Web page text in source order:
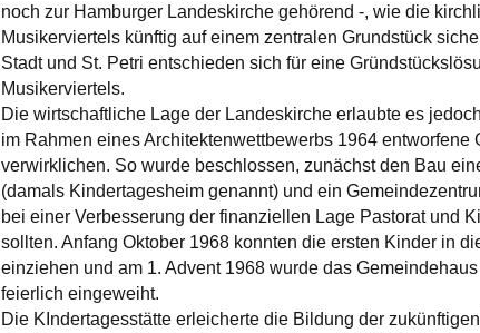
noch zur Hamburger Landeskirche gehörend -, wie die
Musikerviertels künftig auf einem zentralen Grundstück
Stadt und St. Petri entschieden sich für eine
Musikerviertels.
Die wirtschaftliche Lage der Landeskirche erlaubte es
im Rahmen eines Architektenwettbewerbs 1964 entworfene
verwirklichen. So wurde beschlossen, zunächst den Bau
(damals Kindertagesheim genannt) und ein
bei einer Verbesserung der finanziellen Lage Pastorat und
sollten. Anfang Oktober 1968 konnten die ersten Kinder in
einziehen und am 1. Advent 1968 wurde das
feierlich eingeweiht.
Die KIndertagesstätte erleicherte die Bildung der